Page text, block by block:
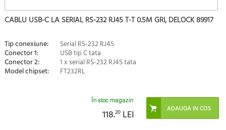
CABLU USB-C LA SERIAL RS-232 RJ45 T-T 0.5M GRI, DELOCK 89917
Tip conexiune: Serial RS-232 RJ45
Conector 1: USB tip C tata
Conector 2: 1 x serial RS-232 RJ45 tata
Model chipset: FT232RL
În stoc magazin
118.20 LEI